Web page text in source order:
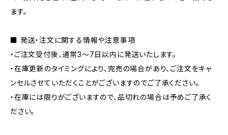
ます。
■ 発送・注文に関する情報や注意事項
・ご注文受付後、通常3〜7日以内に発送いたします。
・在庫更新のタイミングにより、完売の場合があり、ご注文をキャ
ンセルさせていただくことがございますのでご了承ください。
・在庫には限りがございますので、品切れの場合は予めご了承く
ださい。